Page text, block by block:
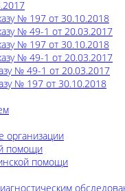
№ 197 от 30.10.2018
№ 49-1 от 20.03.2017
№ 197 от 30.10.2018
№ 49-1 от 20.03.2017
№ 49-1 от 20.03.2017
№ 197 от 30.10.2018
организации
помощи
помощи